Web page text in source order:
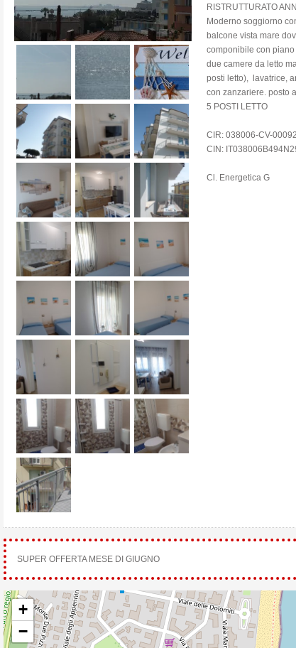
RISTRUTTURATO
Moderno soggiorno
balcone vista mare
componibile con
due camere da letto
posti letto), lavatrice,
con zanzariere. posto
5 POSTI LETTO
CIR: 038006-CV-00092
CIN:
Cl. Energetica G
SUPER OFFERTA MESE DI GIUGNO
+
−